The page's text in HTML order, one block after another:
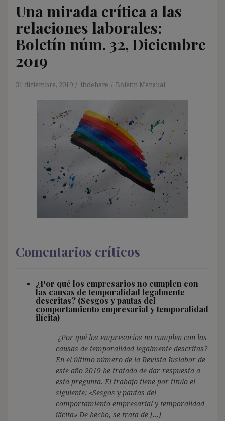
Una mirada crítica a las
relaciones laborales:
Boletín núm. 32, Diciembre
2019
31 diciembre, 2019 ibdehere Boletín Mensual
Comentarios críticos
¿Por qué los empresarios no cumplen con
las causas de temporalidad legalmente
descritas? (Sesgos y pautas del
comportamiento empresarial y temporalidad
ilícita)
¿Por qué los empresarios no cumplen con las
causas de temporalidad legalmente descritas?
En el último número de la Revista Iuslabor de
este año 2019 he tratado de dar respuesta a
esta pregunta. El trabajo tiene por título el
siguiente: «Sesgos y pautas del
comportamiento empresarial y temporalidad
ilícita» De hecho, se trata de […]